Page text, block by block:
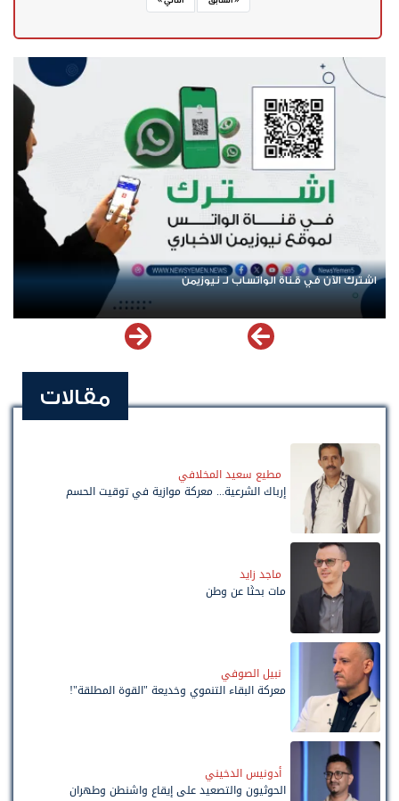
اشترك الآن في قناة الواتساب لـ نيوزيمن
مقالات
مطيع سعيد المخلافي
إرباك الشرعية... معركة موازية في توقيت الحسم
ماجد زايد
مات بحثًا عن وطن
نبيل الصوفي
معركة البقاء التنموي وخديعة "القوة المطلقة"!
أدونيس الدخيني
الحوثيون والتصعيد على إيقاع واشنطن وطهران